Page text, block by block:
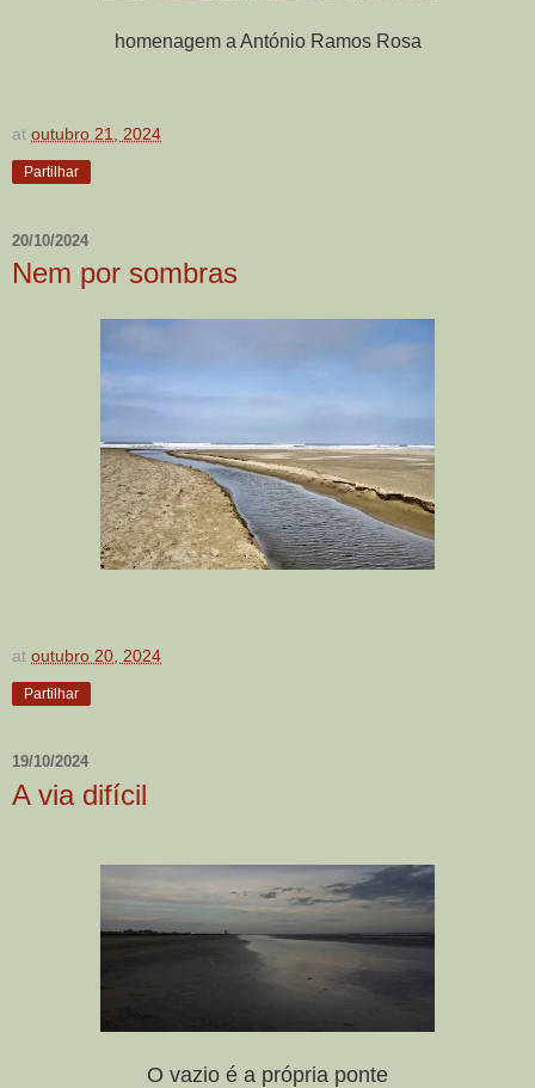
homenagem a António Ramos Rosa
at outubro 21, 2024
Partilhar
20/10/2024
Nem por sombras
at outubro 20, 2024
Partilhar
19/10/2024
A via difícil
O vazio é a própria ponte